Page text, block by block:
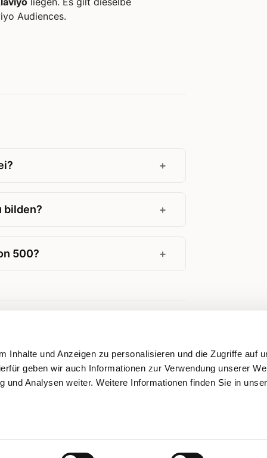
Inhalte und Anzeigen zu personalisieren und die Zugriffe auf
geben wir auch Informationen zur Verwendung unserer
und Analysen weiter. Weitere Informationen finden Sie in
Audiences.
bilden?
500?